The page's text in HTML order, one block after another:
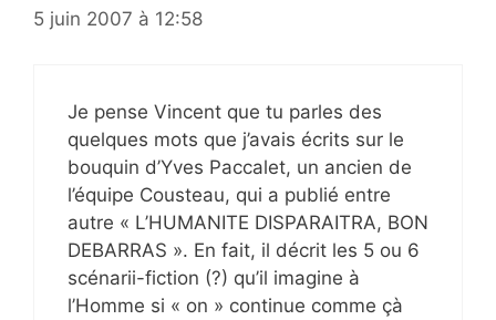
5 juin 2007 à 12:58
Je pense Vincent que tu parles des
quelques mots que j’avais écrits sur le
bouquin d’Yves Paccalet, un ancien de
l’équipe Cousteau, qui a publié entre
autre « L’HUMANITE DISPARAITRA, BON
DEBARRAS ». En fait, il décrit les 5 ou 6
scénarii-fiction (?) qu’il imagine à
l’Homme si « on » continue comme çà